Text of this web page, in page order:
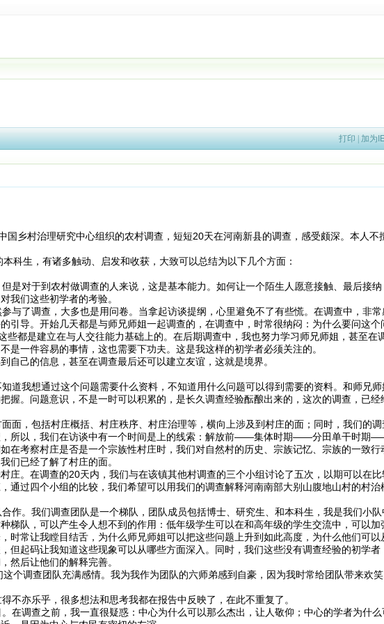
打印 | 加为
乡村治理研究中心组织的农村调查，短短20天在河南新县的调查，感受颇深。本人不
科生，有诸多触动、启发和收获，大致可以总结为以下几个方面：
是对于到农村做调查的人来说，这是基本能力。如何让一个陌生人愿意接触、最后接
我们这些初学者的考验。
与了调查，大多也是用问卷。当拿起访谈提纲，心里避免不了有些慌。在调查中，非
引导。开始几天都是与师兄师姐一起调查的，在调查中，时常很纳闷：为什么要问这
都是建立在与人交往能力基础上的。在后期调查中，我也努力学习师兄师姐，甚至在
是一件容易的事情，这也需要下功夫。这是我这样的初学者必须关注的。
自己的信息，甚至在调查最后还可以建立友谊，这就是境界。
道我想通过这个问题需要什么资料，不知道用什么问题可以得到需要的资料。和师兄
握。问题意识，不是一时可以积累的，是长久调查经验酝酿出来的，这次的调查，已经
面，包括村庄概括、村庄秩序、村庄治理等，横向上涉及到村庄的面；同时，我们的
，所以，我们在访谈中有一个时间是上的线索：解放前——集体时期——分田单干时期
在考察村庄是否是一个宗族性村庄时，我们对自然村的历史、宗族记忆、宗族的一致
们已经了解了村庄的面。
庄。在调查的20天内，我们与在该镇其他村调查的三个小组讨论了五次，以期可以在
通过四个小组的比较，我们希望可以用我们的调查解释河南南部大别山腹地山村的村治
作。我们调查团队是一个梯队，团队成员包括博士、研究生、和本科生，我是我们小
梯队，可以产生令人想不到的作用：低年级学生可以在和高年级的学生交流中，可以
时常让我瞠目结舌，为什么师兄师姐可以把这些问题上升到如此高度，为什么他们可
但起码让我知道这些现象可以从哪些方面深入。同时，我们这些没有调查经验的初学
然后让他们的解释完善。
个调查团队充满感情。我为我作为团队的六师弟感到自豪，因为我时常给团队带来欢
不亦乐乎，很多想法和思考我都在报告中反映了，在此不重复了。
在调查之前，我一直很疑惑：中心为什么可以那么杰出，让人敬仰；中心的学者为什